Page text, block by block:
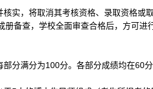
实，将取消其考核资格、录取资格或
册备查，学校全面审查合格后，方可进
部分满分为100分。各部分成绩均在60